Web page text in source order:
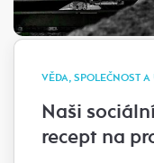
VĚDA, SPOLEČNOST
Naši
recept na